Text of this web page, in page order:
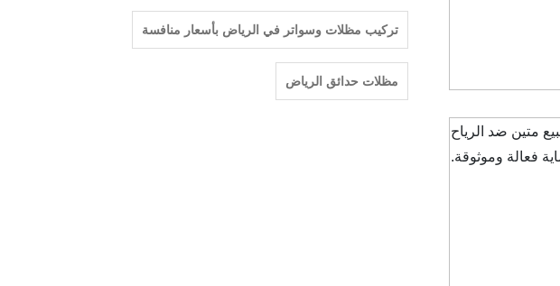
تركيب مظلات وسواتر في الرياض بأسعار منافسة
مظلات حدائق الرياض